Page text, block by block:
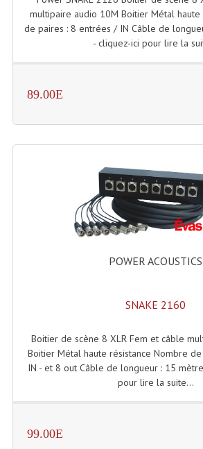
Tweeters Pour
Lecteurs Double Cd Mixage
Lecteurs Double Cd
Lecteurs Lasers Simple Et Mp3
Enregistreur Numérique
Platines Dvd Pour Dj
Platines Cassettes
multipaire audio 10M Boitier Métal haute
de paires : 8 entrées / IN Câble de
- cliquez-ici pour lire la
89.00E
POWER ACOUSTICS
SNAKE 2160
Boitier de scène 8 XLR Fem et câble
Boitier Métal haute résistance Nombre
IN - et 8 out Câble de longueur : 15
pour lire la suite...
99.00E